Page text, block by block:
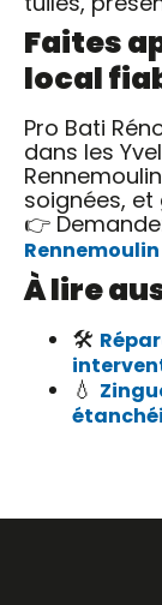
Faites
local
Pro Bati
dans les
soignées, et
👉
À lire
🛠️
💧